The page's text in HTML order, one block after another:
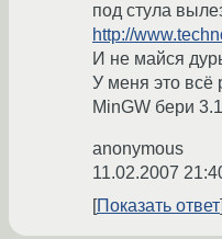
под стула
http://
И не майся
У меня это всё
MinGW бери
anonymous
11.02.2007
Показать ответ